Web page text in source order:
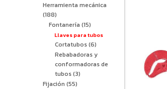
Herramienta mecánica
(188)
Fontanería(15)
Llaves para tubos
Cortatubos(6)
Rebabadoras y
conformadoras de
tubos(3)
Fijación(55)